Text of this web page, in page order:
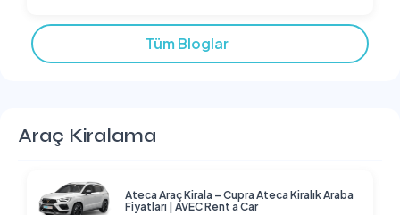
Tüm Bloglar
Araç Kiralama
Ateca Araç Kirala – Cupra Ateca Kiralık Araba
Fiyatları | AVEC Rent a Car